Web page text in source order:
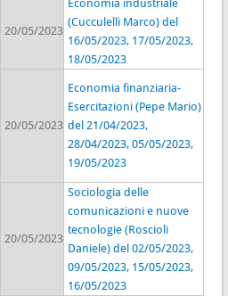
20/05/2023
Economia industriale
(Cucculelli Marco) del
16/05/2023, 17/05/2023,
18/05/2023
20/05/2023
Economia finanziaria-
Esercitazioni (Pepe Mario)
del 21/04/2023,
28/04/2023, 05/05/2023,
19/05/2023
20/05/2023
Sociologia delle
comunicazioni e nuove
tecnologie (Roscioli
Daniele) del 02/05/2023,
09/05/2023, 15/05/2023,
16/05/2023